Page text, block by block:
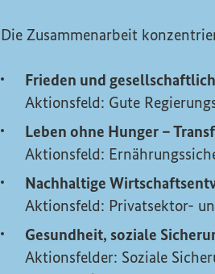
Die Zusammenarbeit
Frieden und
Aktionsfeld: Gute
Leben ohne Hunger –
Aktionsfeld:
Nachhaltige
Aktionsfeld: Privatsektor-
Gesundheit, soziale
Aktionsfelder: Soziale